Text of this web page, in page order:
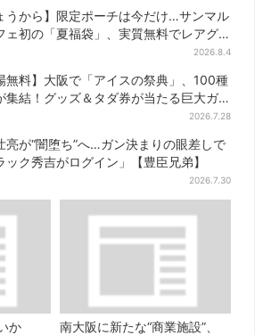
うから】限定ポーチは今だけ…サンマル
ェ初の「夏福袋」、実質無料でレアグ
2026.8.4
無料】大阪で「アイスの祭典」、100種
集結！グッズ＆タダ券が当たる巨大ガ
2026.7.28
亮が“闇堕ち”へ…ガン決まりの眼差しで
ック秀吉がログイン」【豊臣兄弟】
2026.7.30
か
南大阪に新たな“商業施設”、